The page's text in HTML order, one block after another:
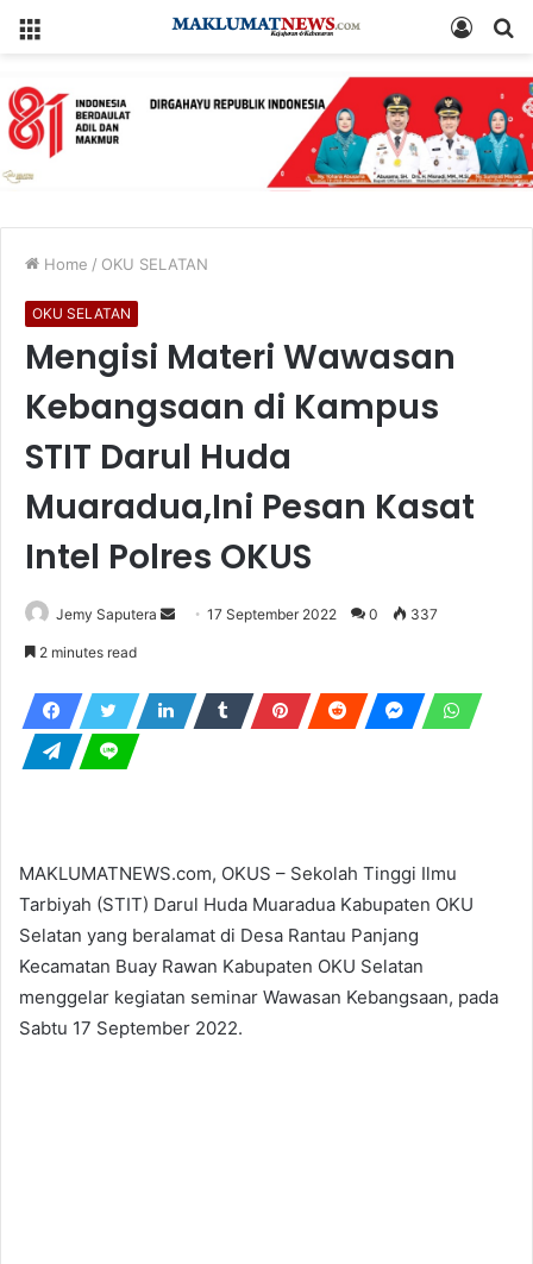
Log
Home / OKU SELATAN
OKU SELATAN
Mengisi Materi Wawasan
Kebangsaan di Kampus
STIT Darul Huda
Muaradua,Ini Pesan Kasat
Intel Polres OKUS
Jemy Saputera
Send17 September 2022 0 337
2 minutes read
MAKLUMATNEWS.com, OKUS – Sekolah Tinggi Ilmu
Tarbiyah (STIT) Darul Huda Muaradua Kabupaten OKU
Selatan yang beralamat di Desa Rantau Panjang
Kecamatan Buay Rawan Kabupaten OKU Selatan
menggelar kegiatan seminar Wawasan Kebangsaan, pada
Sabtu 17 September 2022.